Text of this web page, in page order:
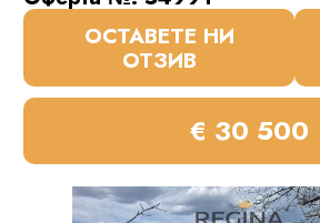
ОСТАВЕТЕ НИ
ОТЗИВ
€ 30 500